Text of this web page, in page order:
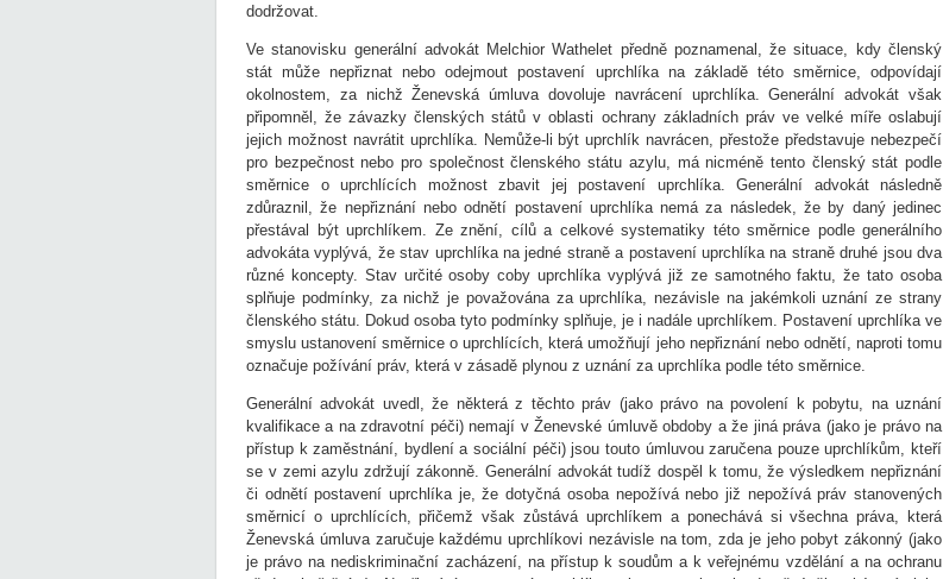
dodržovat.
Ve stanovisku generální advokát Melchior Wathelet předně poznamenal, že situace, kdy členský
stát může nepřiznat nebo odejmout postavení uprchlíka na základě této směrnice, odpovídají
okolnostem, za nichž Ženevská úmluva dovoluje navrácení uprchlíka. Generální advokát však
připomněl, že závazky členských států v oblasti ochrany základních práv ve velké míře oslabují
jejich možnost navrátit uprchlíka. Nemůže-li být uprchlík navrácen, přestože představuje nebezpečí
pro bezpečnost nebo pro společnost členského státu azylu, má nicméně tento členský stát podle
směrnice o uprchlících možnost zbavit jej postavení uprchlíka. Generální advokát následně
zdůraznil, že nepřiznání nebo odnětí postavení uprchlíka nemá za následek, že by daný jedinec
přestával být uprchlíkem. Ze znění, cílů a celkové systematiky této směrnice podle generálního
advokáta vyplývá, že stav uprchlíka na jedné straně a postavení uprchlíka na straně druhé jsou dva
různé koncepty. Stav určité osoby coby uprchlíka vyplývá již ze samotného faktu, že tato osoba
splňuje podmínky, za nichž je považována za uprchlíka, nezávisle na jakémkoli uznání ze strany
členského státu. Dokud osoba tyto podmínky splňuje, je i nadále uprchlíkem. Postavení uprchlíka ve
smyslu ustanovení směrnice o uprchlících, která umožňují jeho nepřiznání nebo odnětí, naproti tomu
označuje požívání práv, která v zásadě plynou z uznání za uprchlíka podle této směrnice.
Generální advokát uvedl, že některá z těchto práv (jako právo na povolení k pobytu, na uznání
kvalifikace a na zdravotní péči) nemají v Ženevské úmluvě obdoby a že jiná práva (jako je právo na
přístup k zaměstnání, bydlení a sociální péči) jsou touto úmluvou zaručena pouze uprchlíkům, kteří
se v zemi azylu zdržují zákonně. Generální advokát tudíž dospěl k tomu, že výsledkem nepřiznání
či odnětí postavení uprchlíka je, že dotyčná osoba nepožívá nebo již nepožívá práv stanovených
směrnicí o uprchlících, přičemž však zůstává uprchlíkem a ponechává si všechna práva, která
Ženevská úmluva zaručuje každému uprchlíkovi nezávisle na tom, zda je jeho pobyt zákonný (jako
je právo na nediskriminační zacházení, na přístup k soudům a k veřejnému vzdělání a na ochranu